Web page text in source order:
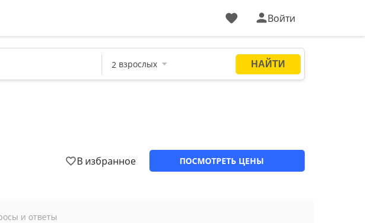
Войти
В избранное ПОСМОТРЕТЬ ЦЕНЫ
и ответы